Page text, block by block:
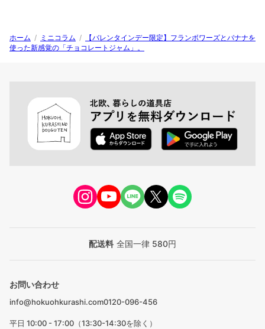
ホーム / ミニコラム /
【バレンタインデー限定】フランボワーズとバナナを
使った新感覚の「チョコレートジャム」。
配送料 全国一律 580円
お問い合わせ
info@hokuohkurashi.com0120-096-456
平日 10:00 - 17:00（13:30-14:30を除く）